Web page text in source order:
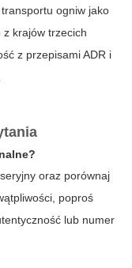
ogniw jako
z krajów trzecich
z przepisami ADR i
oraz porównaj
poproś
lub numer